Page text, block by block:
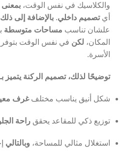
والكلاسيك في نفس الوقت، بمعنى
أيتصميم داخلي. بالإضافة إلى ذلك
علشان تناسب مساحات متوسطة
المكان، لكن في نفس الوقت
الأسرة.
توضيحًا لذلك، تصميم الركنة يتميز
شكل أنيق يناسب مختلفغرف
توزيع ذكي للمقاعد يحقق راحة
استغلال مثالي للمساحة، وبالتالي